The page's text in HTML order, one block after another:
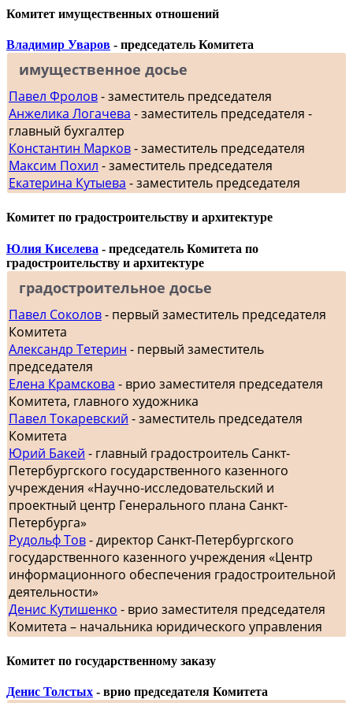
Комитет имущественных отношений
Владимир Уваров - председатель Комитета
имущественное досье
Павел Фролов- заместитель председателя
Анжелика Логачева - заместитель председателя -
главный бухгалтер
Константин Марков- заместитель председателя
Максим Похил - заместитель председателя
Екатерина Кутыева - заместитель председателя
Комитет по градостроительству и архитектуре
Юлия Киселева - председатель Комитета по
градостроительству и архитектуре
градостроительное досье
Павел Соколов- первый заместитель председателя
Комитета
Александр Тетерин - первый заместитель
председателя
Елена Крамскова - врио заместителя председателя
Комитета, главного художника
Павел Токаревский - заместитель председателя
Комитета
Юрий Бакей - главный градостроитель Санкт-
Петербургского государственного казенного
учреждения «Научно-исследовательский и
проектный центр Генерального плана Санкт-
Петербурга»
Рудольф Тов- директор Санкт-Петербургского
государственного казенного учреждения «Центр
информационного обеспечения градостроительной
деятельности»
Денис Кутишенко - врио заместителя председателя
Комитета – начальника юридического управления
Комитет по государственному заказу
Денис Толстых - врио председателя Комитета